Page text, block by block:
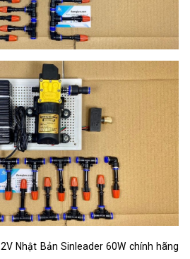
Nhật Bản Sinleader 60W chính hãng